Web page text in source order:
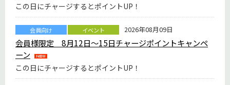
この日にチャージするとポイントUP！
2026年08月09日
会員向け イベント
会員様限定 8月12日～15日チャージポイントキャンペ
ーン
この日にチャージするとポイントUP！